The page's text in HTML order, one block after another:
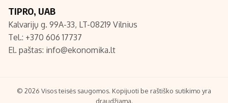
Redakcija
Turinio žymėjimo taisyklės
TIPRO, UAB
Kalvarijų g. 99A-33, LT-08219 Vilnius
Tel.: +370 606 17737
El. paštas: info@ekonomika.lt
© 2026 Visos teisės saugomos. Kopijuoti be raštiško sutikimo yra
draudžiama.